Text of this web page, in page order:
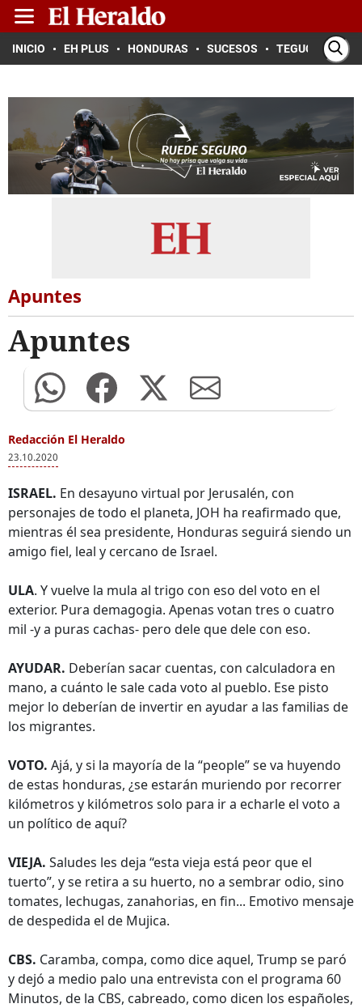
INICIO EH PLUS HONDURAS SUCESOS TEGUCIGALPA
Apuntes
Apuntes
Redacción El Heraldo
23.10.2020
ISRAEL. En desayuno virtual por Jerusalén, con
personajes de todo el planeta, JOH ha reafirmado que,
mientras él sea presidente, Honduras seguirá siendo un
amigo fiel, leal y cercano de Israel.
ULA. Y vuelve la mula al trigo con eso del voto en el
exterior. Pura demagogia. Apenas votan tres o cuatro
mil -y a puras cachas- pero dele que dele con eso.
AYUDAR. Deberían sacar cuentas, con calculadora en
mano, a cuánto le sale cada voto al pueblo. Ese pisto
mejor lo deberían de invertir en ayudar a las familias de
los migrantes.
VOTO. Ajá, y si la mayoría de la “people” se va huyendo
de estas honduras, ¿se estarán muriendo por recorrer
kilómetros y kilómetros solo para ir a echarle el voto a
un político de aquí?
VIEJA. Saludes les deja “esta vieja está peor que el
tuerto”, y se retira a su huerto, no a sembrar odio, sino
tomates, lechugas, zanahorias, en fin... Emotivo mensaje
de despedida el de Mujica.
CBS. Caramba, compa, como dice aquel, Trump se paró
y dejó a medio palo una entrevista con el programa 60
Minutos, de la CBS, cabreado, como dicen los españoles,